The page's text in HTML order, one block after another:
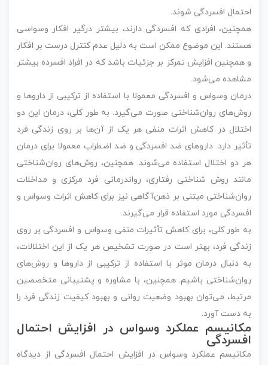
احتمال افسردگی شوند.
همچنین، افرادی که افسردگی دارند، بیشتر درگیر افکار وسواسی
هستند. این موضوع ممکن است به دلیل عدم کنترل درست بر افکار
و همچنین افزایش تمرکز بر جزئیات باشد که در افراد افسرده بیشتر
مشاهده می‌شود.
درمان وسواس و افسردگی معمولا با استفاده از ترکیبی از داروها و
روش‌های روان‌شناختی صورت می‌گیرد. به طور کلی، درمان این دو
اختلال در کاهش اثرات منفی هر یک از آن‌ها بر روی زندگی فرد
تأثیر دارد. داروهای ضد افسردگی و ضد اضطراب معمولا برای درمان
هر دو اختلال استفاده می‌شوند. همچنین، روش‌های روان‌شناختی
مانند روش شناختی رفتاری، رواندرمانی فرد مرکزی و مداخلات
روان‌شناختی مبتنی بر ذهن‌آگاهی نیز برای کاهش اثرات وسواس و
افسردگی مورد استفاده قرار می‌گیرند.
به طور کلی، برای کاهش تأثیرات منفی وسواس و افسردگی بر روی
زندگی فرد، بهتر است در صورت تشخیص هر یک از این اختلالات،
به دنبال درمان موثر با استفاده از ترکیبی از داروها و روش‌های
روان‌شناختی باشیم. همچنین، با مشاوره و پشتیبانی متخصصین
مرتبط، می‌توان بهبود وضعیت روانی و بهبود کیفیت زندگی فرد را
به دست آورد.
مکانیسم عملکرد وسواس در افزایش احتمال
افسردگی
مکانیسم عملکرد وسواس در افزایش احتمال افسردگی از دیدگاه